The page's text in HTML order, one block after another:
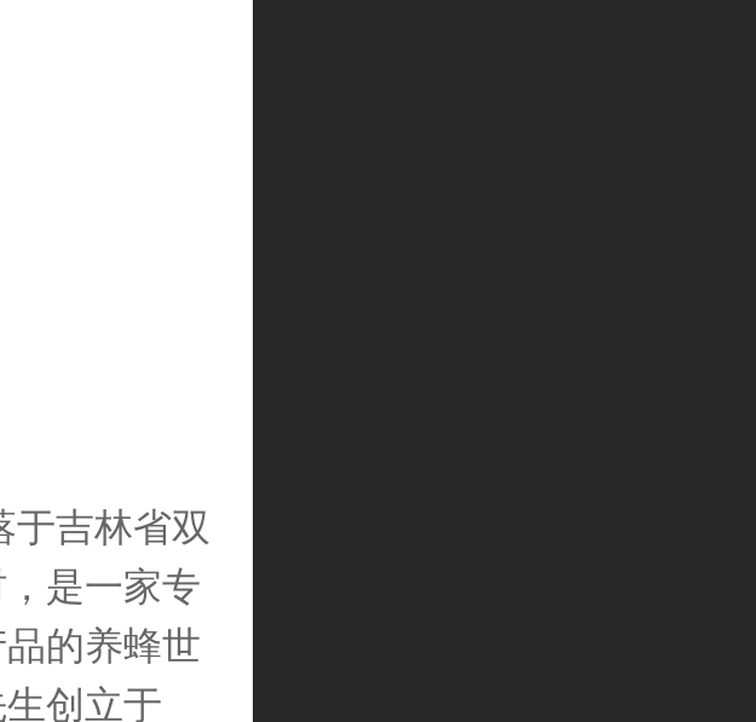
于吉林省双
是一家专
的养蜂世
创立于